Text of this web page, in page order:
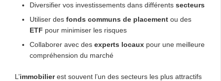
Diversifier vos investissements dans différents secteurs
Utiliser des fonds communs de placement ou des
ETF pour minimiser les risques
Collaborer avec des experts locaux pour une meilleure
compréhension du marché
L’immobilierest souvent l’un des secteurs les plus attractifs